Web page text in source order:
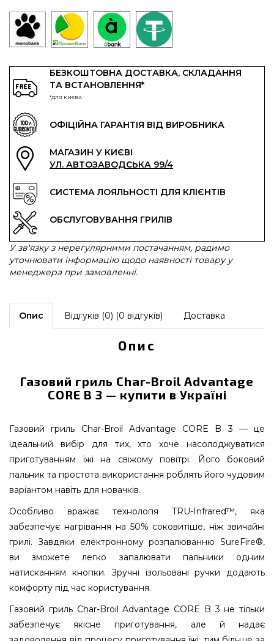
БЕЗКОШТОВНА ДОСТАВКА, СКЛАДАННЯ
ТА ВСТАНОВЛЕННЯ*
*ДЛЯ КИЄВА
ОФІЦІЙНА ГАРАНТІЯ ВІД ВИРОБНИКА
МАГАЗИН У КИЄВІ
УЛ. АВТОЗАВОДСЬКА 99/4
СИСТЕМА ЛОЯЛЬНОСТІ ДЛЯ КЛІЄНТІВ
ОБСЛУГОВУВАННЯ ГРИЛІВ
У зв'язку з нерегулярними постачанням, радимо
уточнювати інформацію щодо наявності товару у
менеджера при замовленні.
Опис Відгуків (0) (0 відгуків) Доставка
Опис
Газовий гриль Char-Broil Advantage
CORE B 3 — купити в Україні
Газовий гриль Char-Broil Advantage CORE B 3 — це
ідеальний вибір для тих, хто хоче насолоджуватися
приготуванням їжі на свіжому повітрі. Його боковий
пальник та простота використання роблять його чудовим
варіантом навіть для новачків.
Особливо вражає технологія TRU-Infrared™, яка
забезпечує нагрівання на 50% соковитіше, ніж звичайні
грилі. Завдяки електронному розпалюванню SureFire®,
ви зможете легко запалювати пальники одним
натисканням кнопки. Зручні ізольовані ручки додають
комфорту під час користування.
Газовий гриль Char-Broil Advantage CORE B 3 не тільки
забезпечує якісне приготування, але й надає